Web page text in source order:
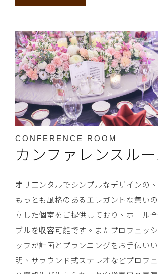
CONFERENCE ROOM
カンファレンスルー
オリエンタルでシンプルなデザインの
もっとも風格のあるエレガントな集い
立した個室をご提供しており、ホール
ブルを収容可能です。またプロフェッ
ッフが計画とプランニングをお手伝い
明、サラウンド式ステレオなどプロフ